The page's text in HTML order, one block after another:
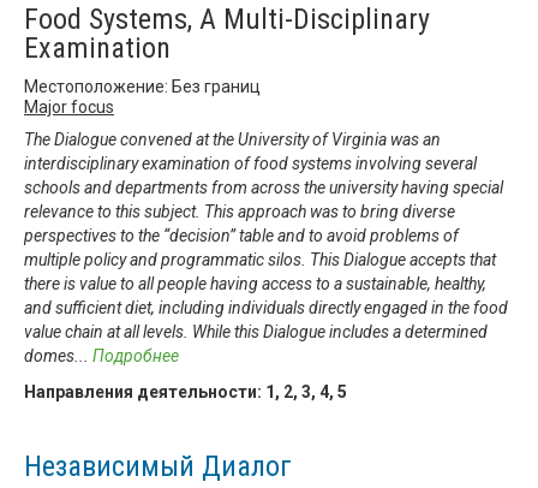
Food Systems, A Multi-Disciplinary
Examination
Местоположение: Без границ
Major focus
The Dialogue convened at the University of Virginia was an
interdisciplinary examination of food systems involving several
schools and departments from across the university having special
relevance to this subject. This approach was to bring diverse
perspectives to the “decision” table and to avoid problems of
multiple policy and programmatic silos. This Dialogue accepts that
there is value to all people having access to a sustainable, healthy,
and sufficient diet, including individuals directly engaged in the food
value chain at all levels. While this Dialogue includes a determined
domes
Подробнее
Направления деятельности: 1 , 2, 3, 4, 5
Независимый Диалог